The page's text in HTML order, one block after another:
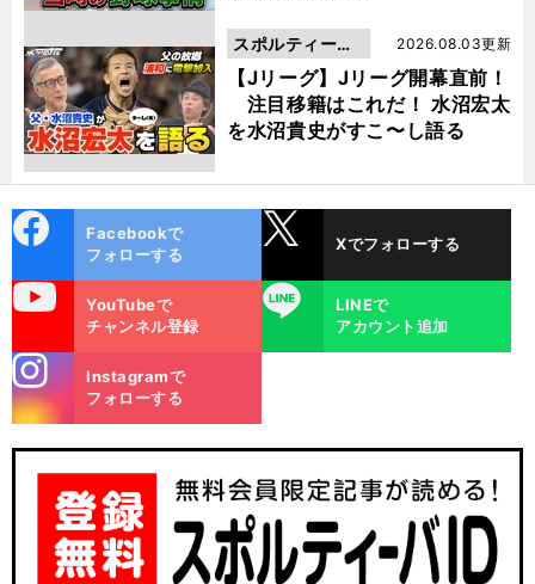
【Jリーグ】Jリーグ開幕直前！
注目移籍はこれだ！ 水沼宏太
を水沼貴史がすこ〜し語る
2026.08.03更新
スポルティーバ
動画
ok
Facebookで
フォローする
Xでフォローする
YouTubeで
チャンネル登録
LINE
LINEで
アカウント追加
m
Instagramで
フォローする